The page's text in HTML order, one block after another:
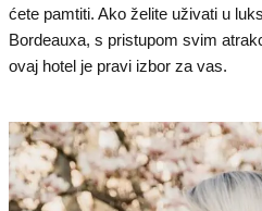
ćete pamtiti. Ako želite uživati u
Bordeauxa, s pristupom svim
ovaj hotel je pravi izbor za vas.